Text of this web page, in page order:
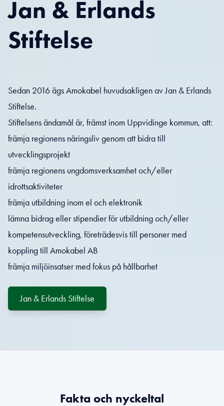
Jan & Erlands
Stiftelse
Sedan 2016 ägs Amokabel huvudsakligen av Jan & Erlands
Stiftelse.
Stiftelsens ändamål är, främst inom Uppvidinge kommun, att:
främja regionens näringsliv genom att bidra till
utvecklingsprojekt
främja regionens ungdomsverksamhet och/eller
idrottsaktiviteter
främja utbildning inom el och elektronik
lämna bidrag eller stipendier för utbildning och/eller
kompetensutveckling, företrädesvis till personer med
koppling till Amokabel AB
främja miljöinsatser med fokus på hållbarhet
Jan & Erlands Stiftelse
Fakta och nyckeltal